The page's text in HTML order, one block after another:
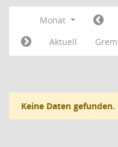
Monat
Aktuell
Keine Daten gefunden.